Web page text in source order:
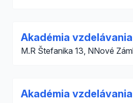
Akadémia vzdelávania
M.R Štefanika 13, NNové
Akadémia